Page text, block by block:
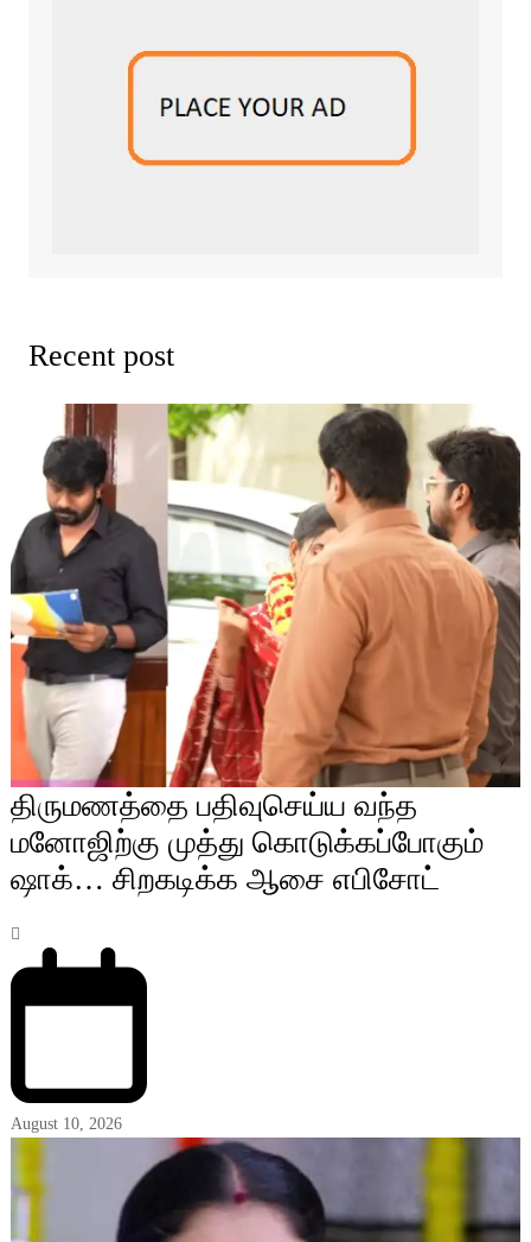
Recent post
திருமணத்தை பதிவுசெய்ய வந்த
மனோஜிற்கு முத்து கொடுக்கப்போகும்
ஷாக்… சிறகடிக்க ஆசை எபிசோட்
August 10, 2026